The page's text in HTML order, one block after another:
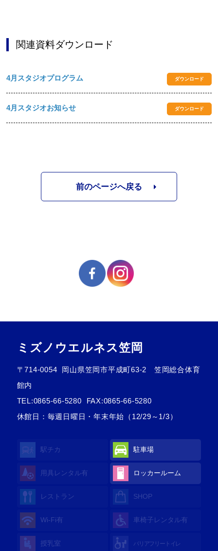
関連資料ダウンロード
4月スタジオプログラム ダウンロード
4月スタジオお知らせ ダウンロード
前のページへ戻る
ミズノウエルネス笠岡
〒714-0054
岡山県笠岡市平成町63-2 笠岡総合体育
館内
TEL:0865-66-5280
FAX:0865-66-5280
休館日：毎週日曜日・年末年始（12/29～1/3）
駅チカ 駐車場
用具レンタル有 ロッカールーム
レストラン SHOP
Wi-Fi有 車椅子レンタル有
授乳室 バリアフリートイレ